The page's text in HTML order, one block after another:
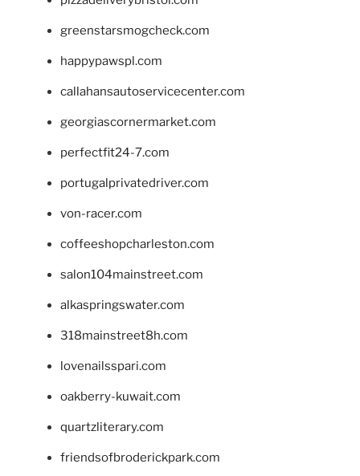
greenstarsmogcheck.com
happypawspl.com
callahansautoservicecenter.com
georgiascornermarket.com
perfectfit24-7.com
portugalprivatedriver.com
von-racer.com
coffeeshopcharleston.com
salon104mainstreet.com
alkaspringswater.com
318mainstreet8h.com
lovenailsspari.com
oakberry-kuwait.com
quartzliterary.com
friendsofbroderickpark.com